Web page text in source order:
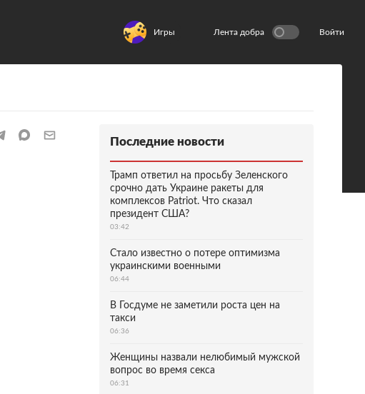
Игры Лента добра Войти
Последние новости
Трамп ответил на просьбу Зеленского
срочно дать Украине ракеты для
комплексов Patriot. Что сказал
президент США?
03:42
Стало известно о потере оптимизма
украинскими военными
06:44
В Госдуме не заметили роста цен на
такси
06:36
Женщины назвали нелюбимый мужской
вопрос во время секса
06:31